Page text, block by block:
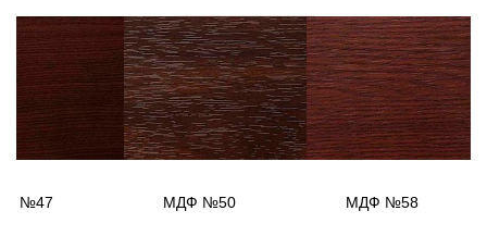
№47 МДФ №50 МДФ №58